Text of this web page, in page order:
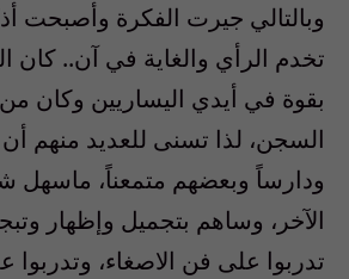
وبالتالي جيرت الفكرة وأصبحت
تخدم الرأي والغاية في آن.. كان
بقوة في أيدي اليساريين وكان
السجن، لذا تسنى للعديد منهم أن
ودارساً وبعضهم متمعناً، ماسهل
الآخر، وساهم بتجميل وإظهار
تدربوا على فن الاصغاء، وتدربوا